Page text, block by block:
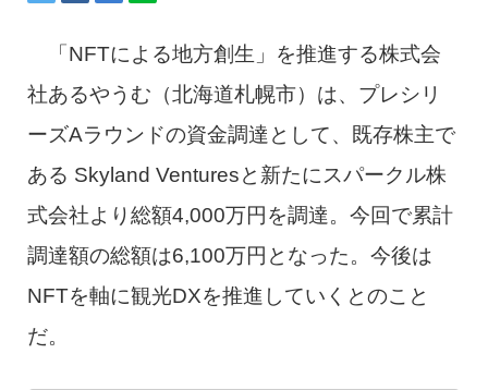
「NFTによる地方創生」を推進する株式会
社あるやうむ（北海道札幌市）は、プレシリ
ーズAラウンドの資金調達として、既存株主で
ある Skyland Venturesと新たにスパークル株
式会社より総額4,000万円を調達。今回で累計
調達額の総額は6,100万円となった。今後は
NFTを軸に観光DXを推進していくとのこと
だ。